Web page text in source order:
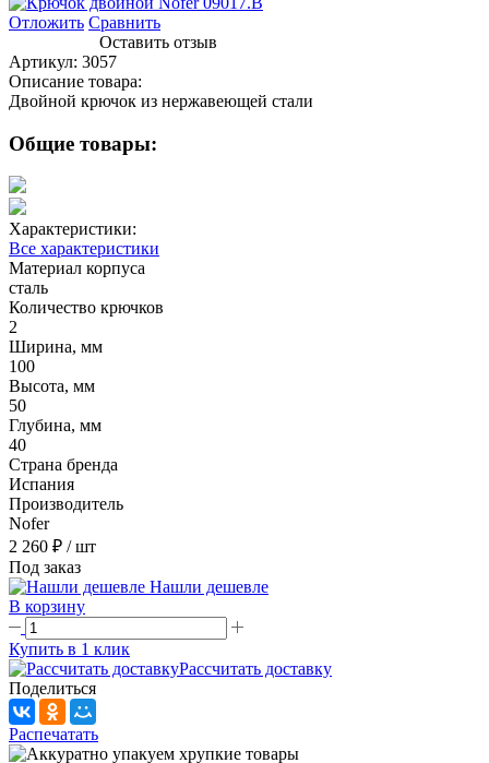
Отложить Сравнить
Оставить отзыв
Артикул: 3057
Описание товара:
Двойной крючок из нержавеющей стали
Общие товары:
Характеристики:
Все характеристики
Материал корпуса
сталь
Количество крючков
2
Ширина, мм
100
Высота, мм
50
Глубина, мм
40
Страна бренда
Испания
Производитель
Nofer
2 260 ₽ / шт
Под заказ
Нашли дешевле
В корзину
Купить в 1 клик
Рассчитать доставку
Поделиться
Распечатать